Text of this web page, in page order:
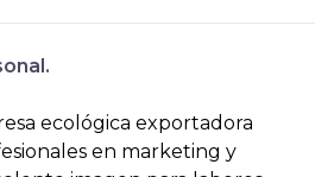
ecológica exportadora
en marketing y